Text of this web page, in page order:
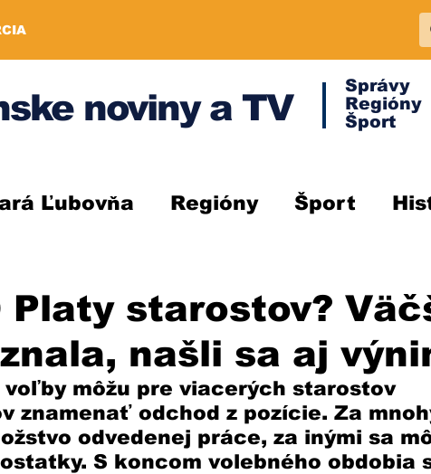
noviny a TV
Správy
Regióny
Šport
Ľubovňa Regióny Šport
Platy starostov?
našli sa aj
voľby môžu pre viacerých starostov
znamenať odchod z pozície. Za
odvedenej práce, za inými sa
S koncom volebného obdobia